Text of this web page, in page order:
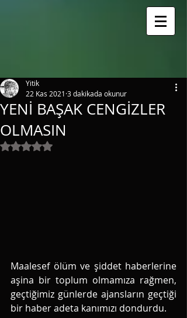
YENİ BAŞAK CENGİZLER
OLMASIN
Yitik
22 Kas 2021 3 dakikada okunur
5 üzerinden NaN yıldız
Maalesef ölüm ve şiddet haberlerine
aşina bir toplum olmamıza rağmen,
geçtiğimiz günlerde ajansların geçtiği
bir haber adeta kanımızı dondurdu.